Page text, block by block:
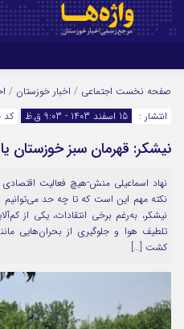
اینستاگرام
سروش
آپارات
رمز عبور
مرا به خاطر بسپار
صفحه نخست اجتماعی / اخبار خوزستان /
انتشار :
15 اسفند 1403 - 9:03 ق.ظ کد
نیشکر: قهرمان سبز خوزستان یا
نهاد اسماعیلی منش-هیچ فعالیت
نکته مهم این است که تا چه حد
نیشکر، به‌رغم برخی انتقادات، یکی از
تلطیف هوا و جلوگیری از بحران‌هایی
کشت […]